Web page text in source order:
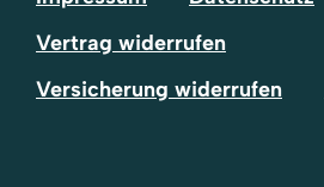
Vertrag widerrufen
Versicherung widerrufen